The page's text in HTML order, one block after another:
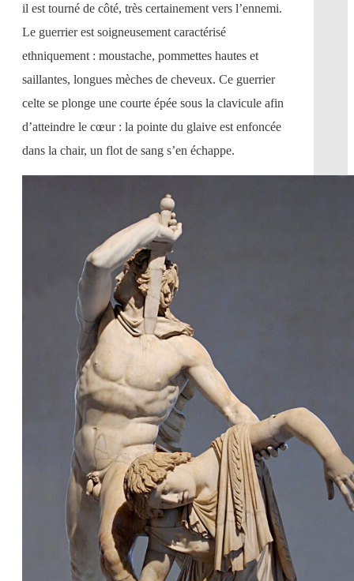
il est tourné de côté, très certainement vers l’ennemi.
Le guerrier est soigneusement caractérisé
ethniquement : moustache, pommettes hautes et
saillantes, longues mèches de cheveux. Ce guerrier
celte se plonge une courte épée sous la clavicule afin
d’atteindre le cœur : la pointe du glaive est enfoncée
dans la chair, un flot de sang s’en échappe.